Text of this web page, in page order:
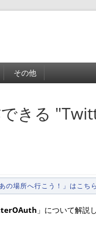
その他
きる
場所へ行こう！」はこちら
」について解説